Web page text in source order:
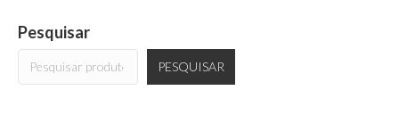
Pesquisar
PESQUISAR